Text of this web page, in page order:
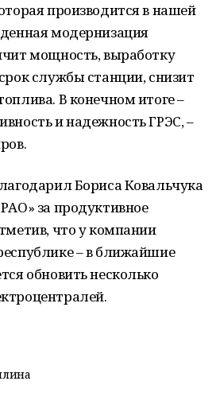
производится в нашей
модернизация
мощность, выработку
службы станции, снизит
В конечном итоге –
и надежность ГРЭС, –
Бориса Ковальчука
за продуктивное
что у компании
– в ближайшие
обновить несколько